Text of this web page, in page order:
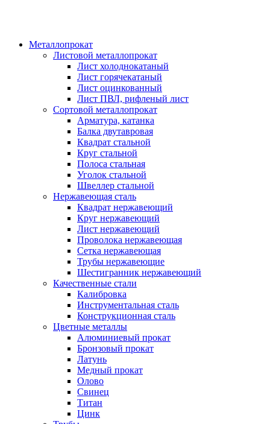
Металлопрокат
Листовой металлопрокат
Лист холоднокатаный
Лист горячекатаный
Лист оцинкованный
Лист ПВЛ, рифленый лист
Сортовой металлопрокат
Арматура, катанка
Балка двутавровая
Квадрат стальной
Круг стальной
Полоса стальная
Уголок стальной
Швеллер стальной
Нержавеющая сталь
Квадрат нержавеющий
Круг нержавеющий
Лист нержавеющий
Проволока нержавеющая
Сетка нержавеющая
Трубы нержавеющие
Шестигранник нержавеющий
Качественные стали
Калибровка
Инструментальная сталь
Конструкционная сталь
Цветные металлы
Алюминиевый прокат
Бронзовый прокат
Латунь
Медный прокат
Олово
Свинец
Титан
Цинк